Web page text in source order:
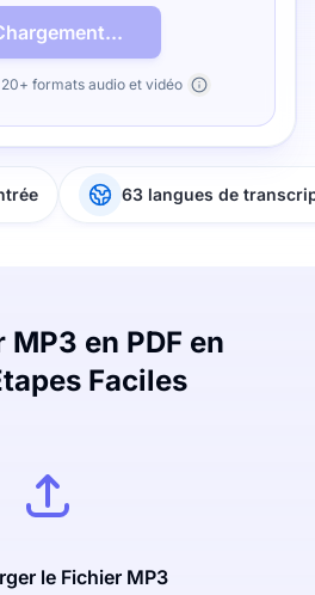
formats audio et vidéo
63 langues de
en PDF en
Faciles
le Fichier MP3